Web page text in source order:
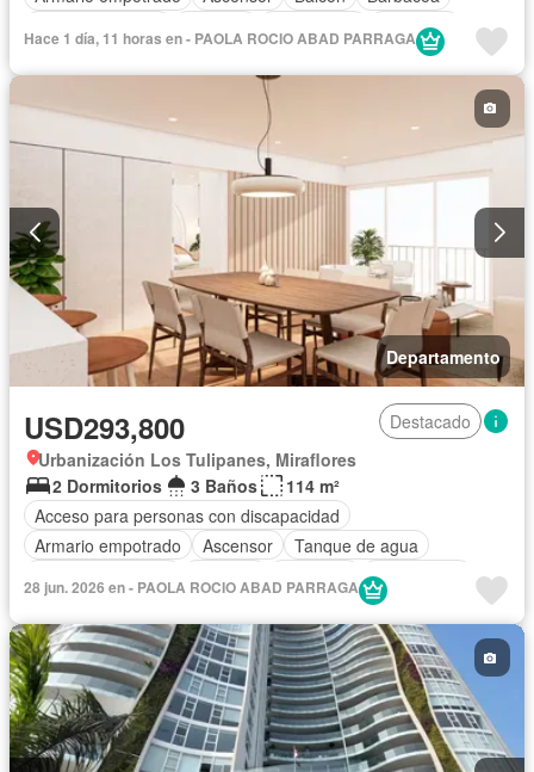
Gimnasio
Sin amoblar
Hace 1 día, 11 horas en - PAOLA ROCIO ABAD PARRAGA
Departamento
USD293,800
Destacado
Urbanización Los Tulipanes, Miraflores
2 Dormitorios
3 Baños
114 m²
Acceso para personas con discapacidad
Armario empotrado
Ascensor
Tanque de agua
Sin amoblar
28 jun. 2026 en - PAOLA ROCIO ABAD PARRAGA